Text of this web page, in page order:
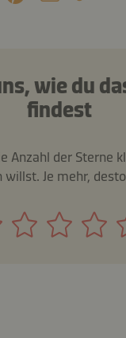
wie du
findest
Anzahl der Sterne
willst. Je mehr,